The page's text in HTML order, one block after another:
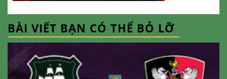
BÀI VIẾT BẠN CÓ THỂ BỎ LỠ